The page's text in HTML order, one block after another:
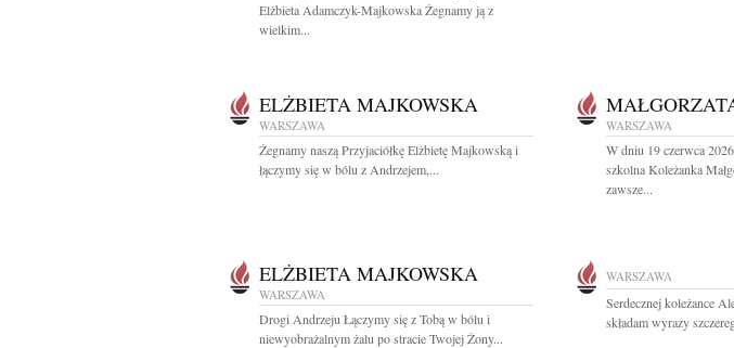
Elżbieta Adamczyk-Majkowska Żegnamy ją z
wielkim...
ELŻBIETA MAJKOWSKA
WARSZAWA
Żegnamy naszą Przyjaciółkę Elżbietę Majkowską i
łączymy się w bólu z Andrzejem,...
WARSZAWA
W dniu 19 czerwca
szkolna Koleżanka
zawsze...
ELŻBIETA MAJKOWSKA
WARSZAWA
Drogi Andrzeju Łączymy się z Tobą w bólu i
niewyobrażalnym żalu po stracie Twojej Żony...
WARSZAWA
Serdecznej koleżance
składam wyrazy